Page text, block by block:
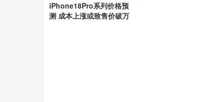
iPhone18Pro系列价格预
测 成本上涨或致售价破万